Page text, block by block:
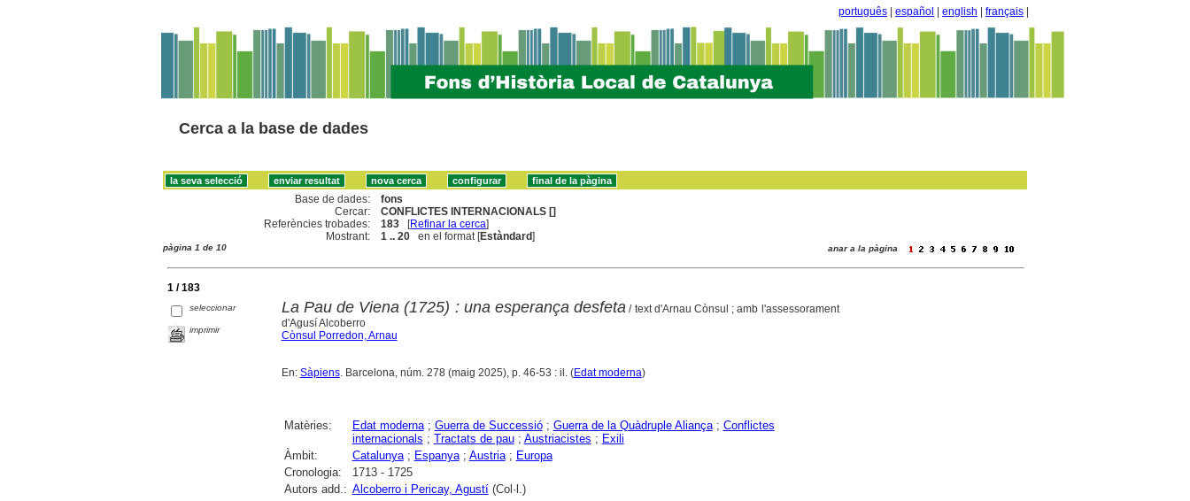
português español english français
Cerca a la base de dades
Base de dades:
fons
Cercar:
CONFLICTES INTERNACIONALS []
Referències trobades:
183 [Refinar la cerca]
Mostrant:
1 .. 20 en el format [Estàndard]
pàgina 1 de 10 anar a la pàgina
1 / 183
seleccionar
imprimir
La Pau de Viena (1725) : una esperança desfeta / text d'Arnau Cònsul ; amb l'assessorament
d'Agusí Alcoberro
Cònsul Porredon, Arnau
En: Sàpiens. Barcelona, núm. 278 (maig 2025), p. 46-53 : il. (Edat moderna)
Matèries: Edat moderna; Guerra de Successió; Guerra de la Quàdruple Aliança; Conflictes
internacionals ; Tractats de pau; Austriacistes ; Exili
Àmbit:
Catalunya; Espanya; Austria; Europa
Cronologia:
1713 - 1725
Autors add.: Alcoberro i Pericay, Agustí(Col·l.)